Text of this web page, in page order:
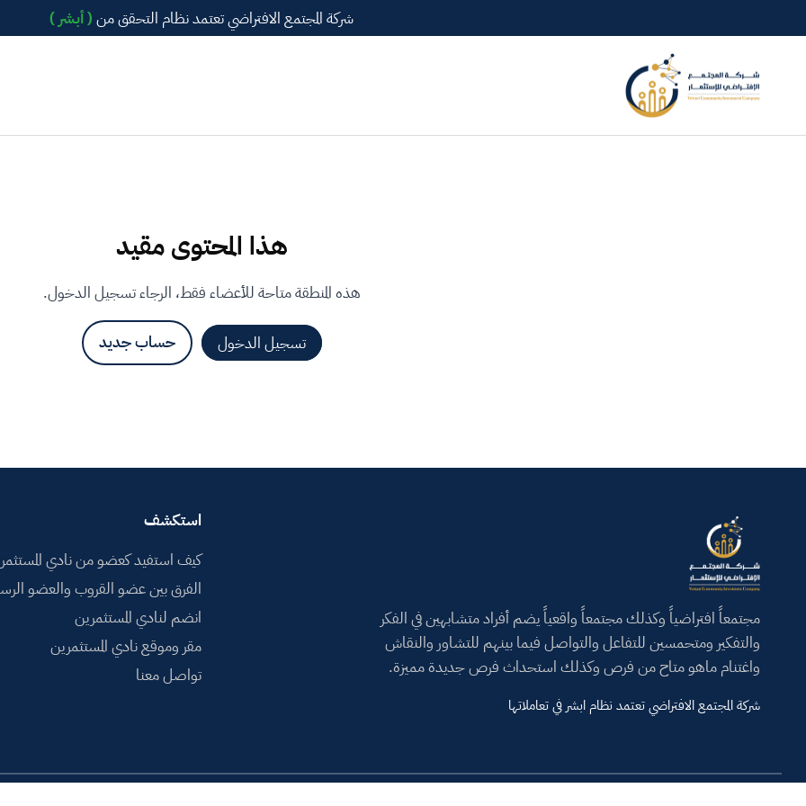
شركة المجتمع الافتراضي تعتمد نظام التحقق من ( أبشر )
هذا المحتوى مقيد
هذه المنطقة متاحة للأعضاء فقط، الرجاء تسجيل الدخول.
حساب جديد تسجيل الدخول
مجتمعاً افتراضياً وكذلك مجتمعاً واقعياً يضم أفراد متشابهين في الفكر
والتفكير ومتحمسين للتفاعل والتواصل فيما بينهم للتشاور والنقاش
واغتنام ماهو متاح من فرص وكذلك استحداث فرص جديدة مميزة.
شركة المجتمع الافتراضي تعتمد نظام ابشر في تعاملاتها
استكشف
كيف استفيد كعضو من نادي
الفرق بين عضو القروب والعضو
انضم لنادي المستثمرين
مقر وموقع نادي المستثمرين
تواصل معنا